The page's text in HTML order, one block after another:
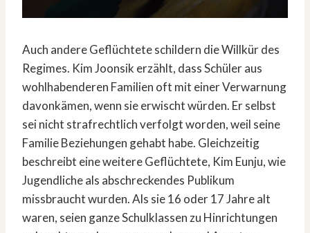
Auch andere Geflüchtete schildern die Willkür des
Regimes. Kim Joonsik erzählt, dass Schüler aus
wohlhabenderen Familien oft mit einer Verwarnung
davonkämen, wenn sie erwischt würden. Er selbst
sei nicht strafrechtlich verfolgt worden, weil seine
Familie Beziehungen gehabt habe. Gleichzeitig
beschreibt eine weitere Geflüchtete, Kim Eunju, wie
Jugendliche als abschreckendes Publikum
missbraucht wurden. Als sie 16 oder 17 Jahre alt
waren, seien ganze Schulklassen zu Hinrichtungen